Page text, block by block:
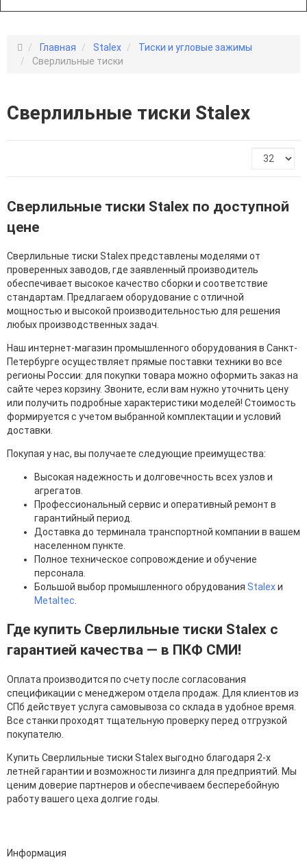
Главная Stalex
Тиски и угловые зажимы
Сверлильные тиски
Сверлильные тиски Stalex
Сверлильные тиски Stalex по доступной
цене
Сверлильные тиски Stalex представлены моделями от
проверенных заводов, где заявленный производитель
обеспечивает высокое качество сборки и соответствие
стандартам. Предлагаем оборудование с отличной
мощностью и высокой производительностью для решения
любых производственных задач.
Наш интернет-магазин промышленного оборудования в Санкт-
Петербурге осуществляет прямые поставки техники во все
регионы России: для покупки товара можно оформить заказ на
сайте через корзину. Звоните, если вам нужно уточнить цену
или получить подробные характеристики моделей! Стоимость
формируется с учетом выбранной комплектации и условий
доставки.
Покупая у нас, вы получаете следующие преимущества:
Высокая надежность и долговечность всех узлов и
агрегатов.
Профессиональный сервис и оперативный ремонт в
гарантийный период.
Доставка до терминала транспортной компании в вашем
населенном пункте.
Полное техническое сопровождение и обучение
персонала.
Большой выбор промышленного обрудования Stalexи
Metaltec
Где купить Сверлильные тиски Stalex с
гарантией качества — в ПКФ СМИ!
Оплата производится по счету после согласования
спецификации с менеджером отдела продаж. Для клиентов из
СПб действует услуга самовывоза со склада в удобное время.
Все станки проходят тщательную проверку перед отгрузкой
покупателю.
Купить Сверлильные тиски Stalex выгодно благодаря 2-х
летней гарантии и возможности лизинга для предприятий. Мы
ценим доверие партнеров и обеспечиваем бесперебойную
работу вашего цеха долгие годы.
Информация